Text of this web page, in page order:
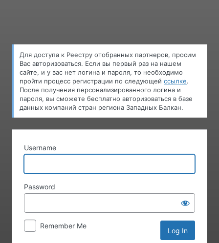
Для доступа к Pеестру oтобранных партнеров, просим
Вас авторизоваться. Если вы первый раз на нашем
сайте, и у вас нет логина и пароля, то необходимо
пройти процесс регистрации по следующей ссылке.
После получения персонализированного логина и
пароля, вы сможете бесплатно авторизоваться в базе
данных компаний стран региона Западных Балкан.
Username
Password
Remember Me